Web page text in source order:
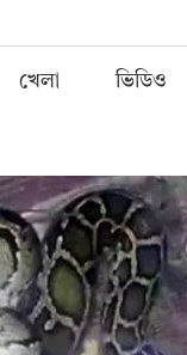
খেলা ভিডিও